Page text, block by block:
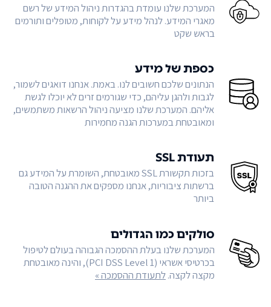
המערכת שלנו עומדת בהגדרות ניהול המידע של רשם
מאגרי המידע. לנהל מידע על לקוחות, מטופלים ותורמים
בראש שקט
כספת של מידע
הנתונים שלכם חשובים לנו. באמת. אנחנו דואגים לשמור,
לגבות ולהגן עליהם, כדי שגורמים זרים לא יוכלו לגשת
אליהם. המערכת שלנו מציעה ניהול הרשאות משתמשים,
ומאובטחת במערכות הגנה מחמירות
תעודת SSL
בזכות תקשורת SSL מאובטחת, השומרת על המידע גם
ברשתות ציבוריות, אנחנו מספקים את ההגנה הטובה
ביותר
סולקים כמו הגדולים
המערכת שלנו בעלת ההסמכה הגבוהה בעולם לטיפול
בכרטיסי אשראי (PCI DSS Level 1), והינה מאובטחת
מקצה לקצה.לתעודת ההסמכה »